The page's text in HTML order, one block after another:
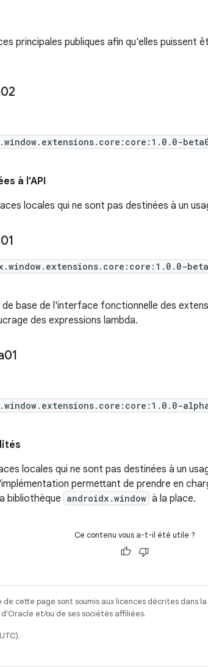
principales publiques afin qu'elles puissent
à l'API
locales qui ne sont pas destinées à un
de base de l'interface fonctionnelle des
des expressions lambda.
locales qui ne sont pas destinées à un
permettant de prendre en
bibliothèque androidx.window à la place.
Ce contenu vous a-t-il été utile ?
cette page sont soumis aux licences décrites dans la
et/ou de ses sociétés affiliées.